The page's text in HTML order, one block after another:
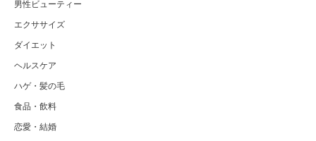
男性ビューティー
エクササイズ
ダイエット
ヘルスケア
ハゲ・髪の毛
食品・飲料
恋愛・結婚